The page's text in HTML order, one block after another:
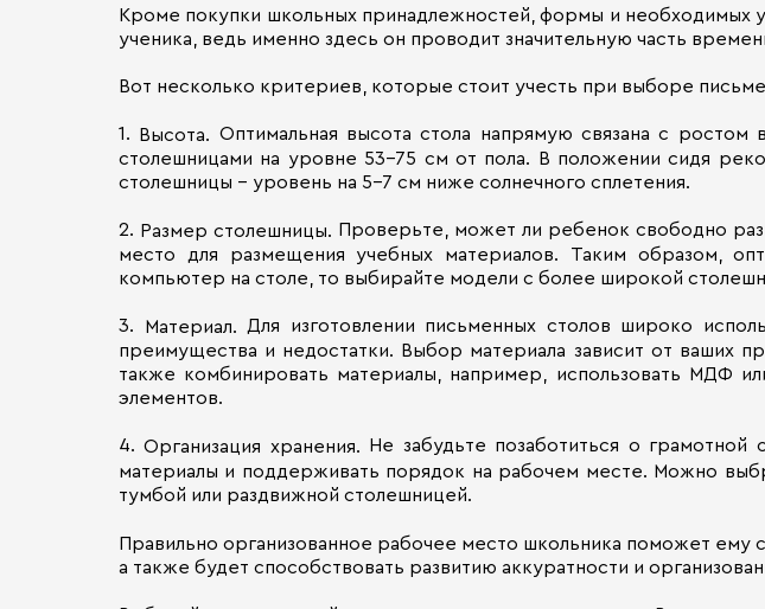
Кроме покупки школьных принадлежностей, формы и необходимых
ученика, ведь именно здесь он проводит значительную часть
Вот несколько критериев, которые стоит учесть при выборе
1. Высота. Оптимальная высота стола напрямую связана с
столешницами на уровне 53–75 см от пола. В положении сидя
столешницы – уровень на 5–7 см ниже солнечного сплетения.
2. Размер столешницы. Проверьте, может ли ребенок свободно
место для размещения учебных материалов. Таким образом,
компьютер на столе, то выбирайте модели с более широкой
3. Материал.Для изготовлении письменных столов широко
преимущества и недостатки. Выбор материала зависит от ваших
также комбинировать материалы, например, использовать МДФ
элементов.
4.Организация хранения.
Не забудьте позаботиться о
материалы и поддерживать порядок на рабочем месте. Можно
тумбой или раздвижной столешницей.
Правильно организованное рабочее место школьника поможет ему
а также будет способствовать развитию аккуратности и